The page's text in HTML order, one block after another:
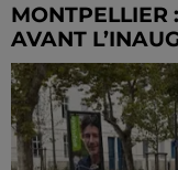
MONTPELLIER
AVANT